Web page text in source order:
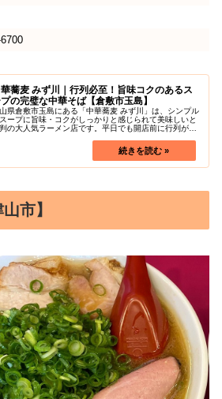
蕎麦 みず川｜行列必至！旨味コクのあるス
の完璧な中華そば【倉敷市玉島】
県倉敷市玉島にある「中華蕎麦 みず川」は、シンプル
ープに旨味・コクがしっかりと感じられて美味しいと
の大人気ラーメン店です。平日でも開店前に行列がで
市】